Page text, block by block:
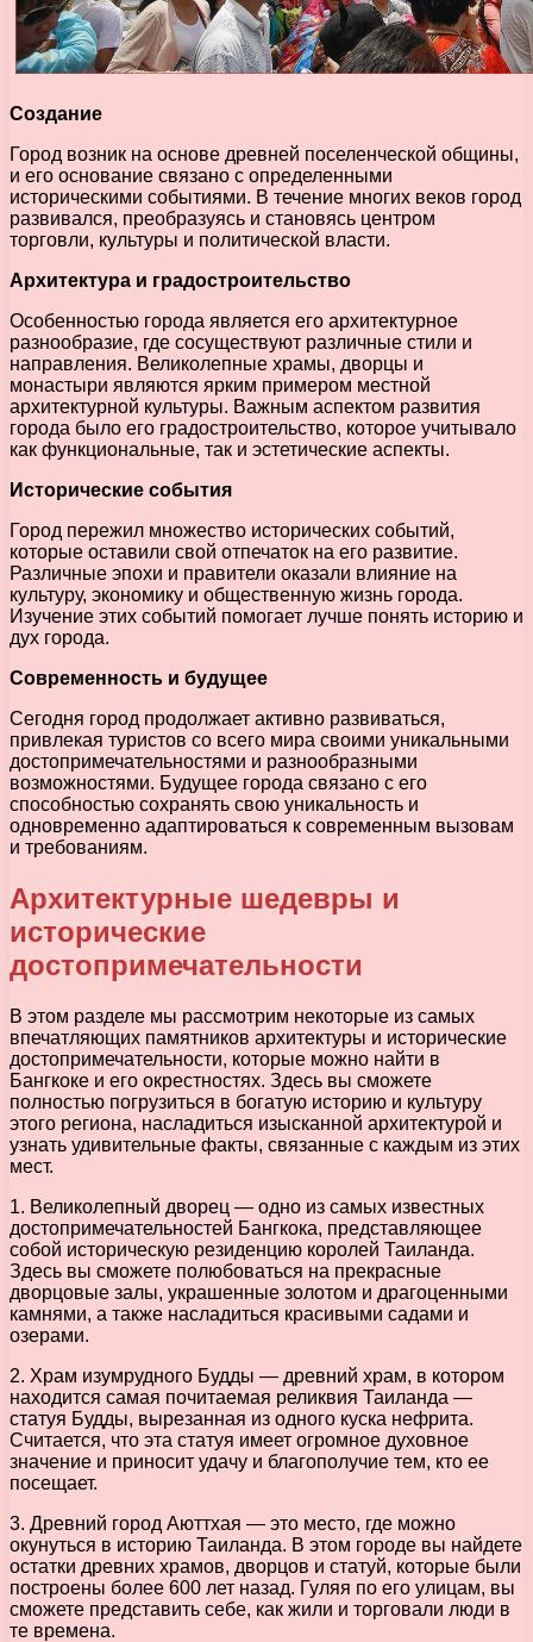
Создание
Город возник на основе древней поселенческой общины,
и его основание связано с определенными
историческими событиями. В течение многих веков город
развивался, преобразуясь и становясь центром
торговли, культуры и политической власти.
Архитектура и градостроительство
Особенностью города является его архитектурное
разнообразие, где сосуществуют различные стили и
направления. Великолепные храмы, дворцы и
монастыри являются ярким примером местной
архитектурной культуры. Важным аспектом развития
города было его градостроительство, которое учитывало
как функциональные, так и эстетические аспекты.
Исторические события
Город пережил множество исторических событий,
которые оставили свой отпечаток на его развитие.
Различные эпохи и правители оказали влияние на
культуру, экономику и общественную жизнь города.
Изучение этих событий помогает лучше понять историю и
дух города.
Современность и будущее
Сегодня город продолжает активно развиваться,
привлекая туристов со всего мира своими уникальными
достопримечательностями и разнообразными
возможностями. Будущее города связано с его
способностью сохранять свою уникальность и
одновременно адаптироваться к современным вызовам
и требованиям.
Архитектурные шедевры и
исторические
достопримечательности
В этом разделе мы рассмотрим некоторые из самых
впечатляющих памятников архитектуры и исторические
достопримечательности, которые можно найти в
Бангкоке и его окрестностях. Здесь вы сможете
полностью погрузиться в богатую историю и культуру
этого региона, насладиться изысканной архитектурой и
узнать удивительные факты, связанные с каждым из этих
мест.
1. Великолепный дворец — одно из самых известных
достопримечательностей Бангкока, представляющее
собой историческую резиденцию королей Таиланда.
Здесь вы сможете полюбоваться на прекрасные
дворцовые залы, украшенные золотом и драгоценными
камнями, а также насладиться красивыми садами и
озерами.
2. Храм изумрудного Будды — древний храм, в котором
находится самая почитаемая реликвия Таиланда —
статуя Будды, вырезанная из одного куска нефрита.
Считается, что эта статуя имеет огромное духовное
значение и приносит удачу и благополучие тем, кто ее
посещает.
3. Древний город Аюттхая — это место, где можно
окунуться в историю Таиланда. В этом городе вы найдете
остатки древних храмов, дворцов и статуй, которые были
построены более 600 лет назад. Гуляя по его улицам, вы
сможете представить себе, как жили и торговали люди в
те времена.